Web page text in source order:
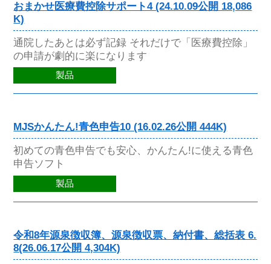
おまかせ医療費控除サポート4 (24.10.09公開 18,086
K)
通院したあとは必ず記録 それだけで「医療費控除」
の申請が劇的に楽になります
製品
MJSかんたん!青色申告10 (16.02.26公開 444K)
初めての青色申告でも安心、かんたん!に使える青色
申告ソフト
製品
令和8年源泉徴収簿、源泉徴収票、納付書、総括表 6.
8(26.06.17公開 4,304K)